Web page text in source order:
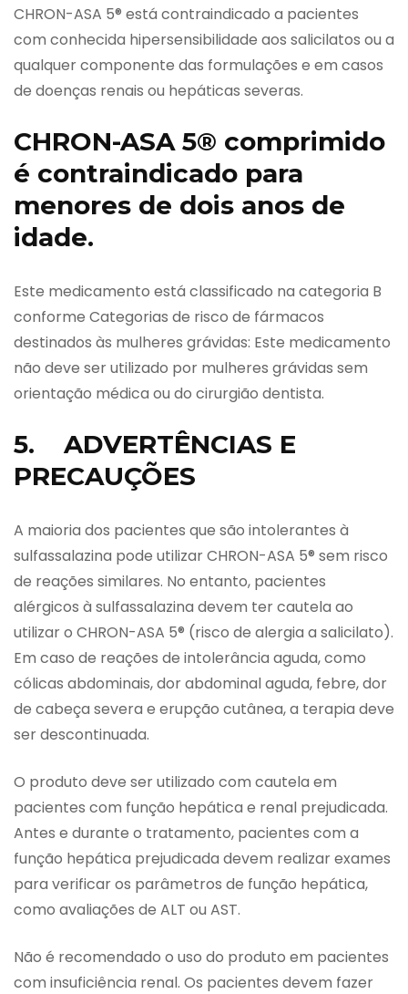
CHRON-ASA 5® está contraindicado a pacientes
com conhecida hipersensibilidade aos salicilatos ou a
qualquer componente das formulações e em casos
de doenças renais ou hepáticas severas.
CHRON-ASA 5® comprimido
é contraindicado para
menores de dois anos de
idade.
Este medicamento está classificado na categoria B
conforme Categorias de risco de fármacos
destinados às mulheres grávidas: Este medicamento
não deve ser utilizado por mulheres grávidas sem
orientação médica ou do cirurgião dentista.
5. ADVERTÊNCIAS E
PRECAUÇÕES
A maioria dos pacientes que são intolerantes à
sulfassalazina pode utilizar CHRON-ASA 5® sem risco
de reações similares. No entanto, pacientes
alérgicos à sulfassalazina devem ter cautela ao
utilizar o CHRON-ASA 5® (risco de alergia a salicilato).
Em caso de reações de intolerância aguda, como
cólicas abdominais, dor abdominal aguda, febre, dor
de cabeça severa e erupção cutânea, a terapia deve
ser descontinuada.
O produto deve ser utilizado com cautela em
pacientes com função hepática e renal prejudicada.
Antes e durante o tratamento, pacientes com a
função hepática prejudicada devem realizar exames
para verificar os parâmetros de função hepática,
como avaliações de ALT ou AST.
Não é recomendado o uso do produto em pacientes
com insuficiência renal. Os pacientes devem fazer